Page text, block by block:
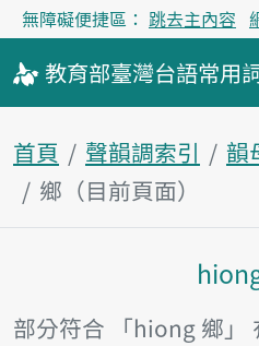
無障礙便捷區： 跳去主內容
教育部臺灣台語常用
首頁 聲韻調索引 韻
鄉（目前頁面）
部分符合 「hiong 鄉」